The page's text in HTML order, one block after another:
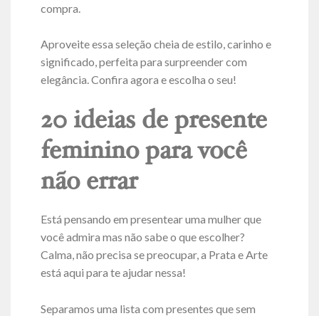
compra.
Aproveite essa seleção cheia de estilo, carinho e
significado, perfeita para surpreender com
elegância. Confira agora e escolha o seu!
20 ideias de presente
feminino para você
não errar
Está pensando em presentear uma mulher que
você admira mas não sabe o que escolher?
Calma, não precisa se preocupar, a Prata e Arte
está aqui para te ajudar nessa!
Separamos uma lista com presentes que sem